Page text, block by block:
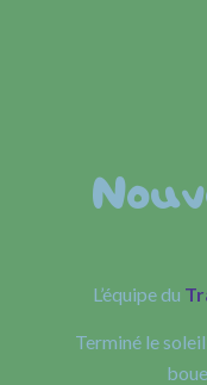
L’équipe du
Terminé le